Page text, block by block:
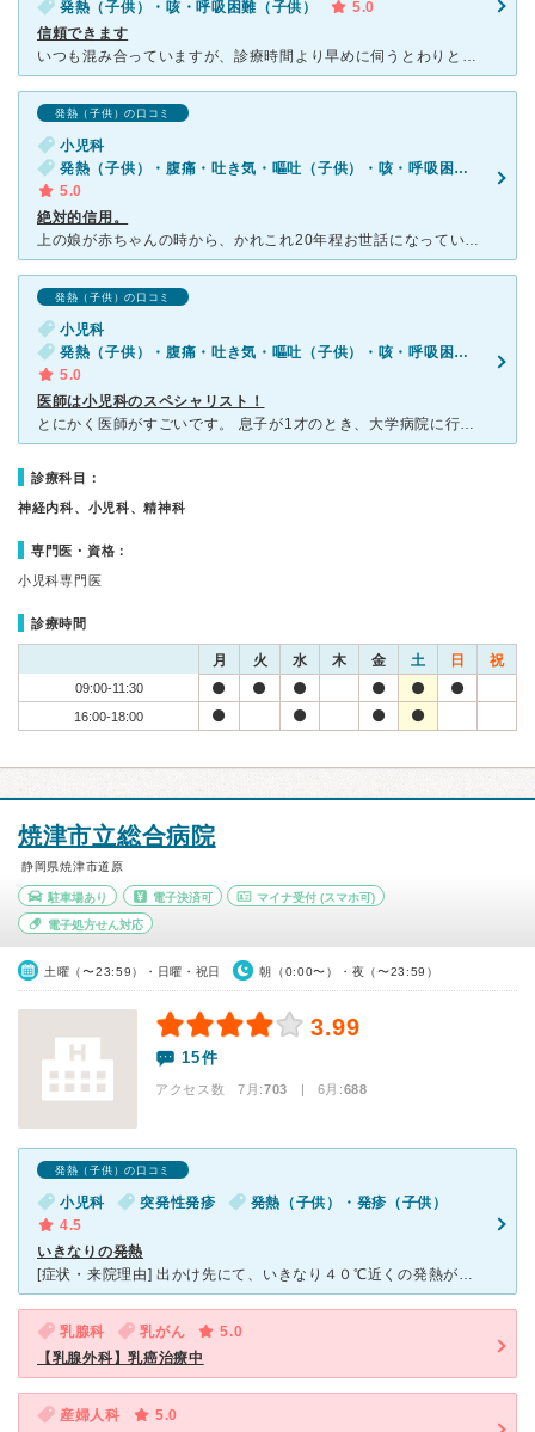
発熱（子供）・咳・呼吸困難（子供）
5.0
信頼できます
いつも混み合っていますが、診療時間より早めに伺うとわりと早めに順番が回って来ます。お忙しいので診察時間は短めですがウイルス検査、アレルギー検査など疑われるものは速やかに検査してくださり、いつも安心して
発熱（子供）の口コミ
小児科
発熱（子供）・腹痛・吐き気・嘔吐（子供）・咳・呼吸困難（子供）
5.0
絶対的信用。
上の娘が赤ちゃんの時から、かれこれ20年程お世話になっています。先生の診断は的確で、すぐに検査をしてくれるので安心です。症状を見て点滴が必要な時はすぐにしてくれます。長くから居る看護婦さん受付の方もと
発熱（子供）の口コミ
小児科
発熱（子供）・腹痛・吐き気・嘔吐（子供）・咳・呼吸困難（子供）
5.0
医師は小児科のスペシャリスト！
とにかく医師がすごいです。 息子が1才のとき、大学病院に行っても他のクリニックに行っても治らず、疲れ果てて藁をもつかむ気持ちでここに行きました。息子の心音を聴診して、「これはRSに特徴的な心音だねぇ
診療科目：
神経内科、小児科、精神科
専門医・資格：
小児科専門医
診療時間
月 火 水 木 金 土 日 祝
09:00-11:30
16:00-18:00
焼津市立総合病院
静岡県焼津市道原
駐車場あり 電子決済可 マイナ受付 (スマホ可)
電子処方せん対応
土曜（〜23:59）・日曜・祝日 朝（0:00〜）・夜（〜23:59）
3.99
15件
アクセス数 7月:703 | 6月:688
発熱（子供）の口コミ
小児科 突発性発疹
発熱（子供）・発疹（子供）
4.5
いきなりの発熱
[症状・来院理由] 出かけ先にて、いきなり４０℃近くの発熱があり、フーフーと呼吸も苦しそうで、 出かけるときは、そんなそぶりもなく、本当にいきなりでしたので少しパニックになりながらいました。 [
乳腺科 乳がん
5.0
【乳腺外科】乳癌治療中
産婦人科
5.0